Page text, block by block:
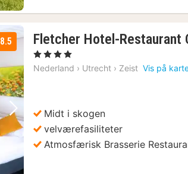
Neste bilde
8.5 Fletcher Hotel-Restaurant
, 4 Stjerner
Nederland › Utrecht › Zeist Vis på
Midt i skogen
velværefasiliteter
Atmosfærisk Brasserie